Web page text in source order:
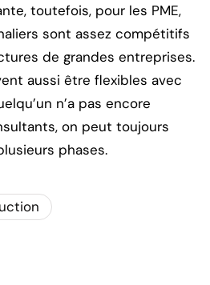
toutefois, pour les PME,
sont assez compétitifs
de grandes entreprises.
aussi être flexibles avec
n’a pas encore
on peut toujours
phases.